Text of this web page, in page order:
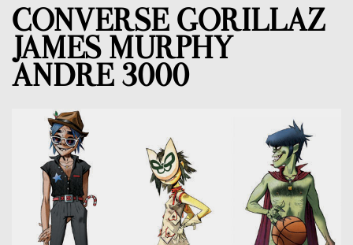
CONVERSE GORILLAZ
JAMES MURPHY
ANDRE 3000